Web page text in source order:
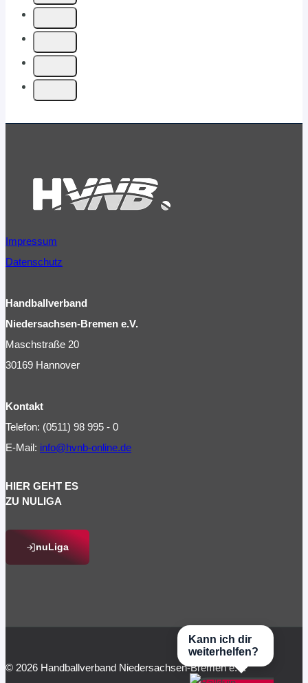
Impressum
Datenschutz
Handballverband
Niedersachsen-Bremen e.V.
Maschstraße 20
30169 Hannover
Kontakt
Telefon: (0511) 98 995 - 0
E-Mail: info@hvnb-online.de
HIER GEHT ES
ZU NULIGA
nuLiga
© 2026 Handballverband Niedersachsen-Bremen e.V.
Kann ich dir
weiterhelfen?